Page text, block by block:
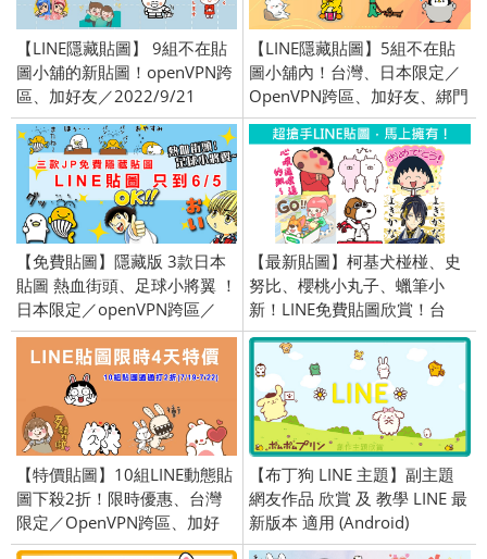
【LINE隱藏貼圖】 9組不在貼
圖小舖的新貼圖！openVPN跨
區、加好友／2022/9/21
【LINE隱藏貼圖】5組不在貼
圖小舖內！台灣、日本限定／
OpenVPN跨區、加好友、綁門
號／2024/12/18
【免費貼圖】隱藏版 3款日本
貼圖 熱血街頭、足球小將翼 ！
日本限定／openVPN跨區／
2017/6/2
【最新貼圖】柯基犬椪椪、史
努比、櫻桃小丸子、蠟筆小
新！LINE免費貼圖欣賞！台
灣、日本、泰國全區限定／
openVPN跨區／2015/8/20
【特價貼圖】10組LINE動態貼
圖下殺2折！限時優惠、台灣
限定／OpenVPN跨區、加好
友、綁門號／2019/07/19
【布丁狗 LINE 主題】副主題
網友作品 欣賞 及 教學 LINE 最
新版本 適用 (Android)